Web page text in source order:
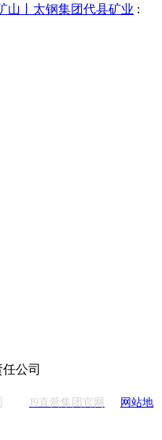
山丨太钢集团代县矿业 :
J9直营集团官网
网站地